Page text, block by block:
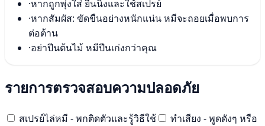
·หากถูกพุ่งใส่ ยืนนิ่งและใช้สเปรย์
·หากสัมผัส: ขัดขืนอย่างหนักแน่น หมีจะถอยเมื่อพบการ
ต่อต้าน
·อย่าปีนต้นไม้ หมีปีนเก่งกว่าคุณ
รายการตรวจสอบความปลอดภัย
สเปรย์ไล่หมี - พกติดตัวและรู้วิธีใช้
ทำเสียง - พูดดังๆ หรือ